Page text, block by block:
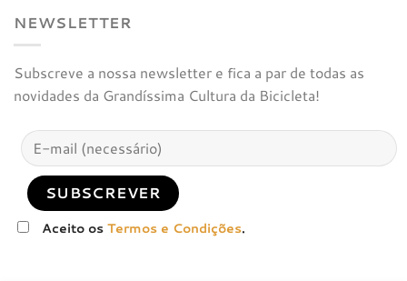
NEWSLETTER
Subscreve a nossa newsletter e fica a par de todas as
novidades da Grandíssima Cultura da Bicicleta!
Aceito osTermos e Condições.